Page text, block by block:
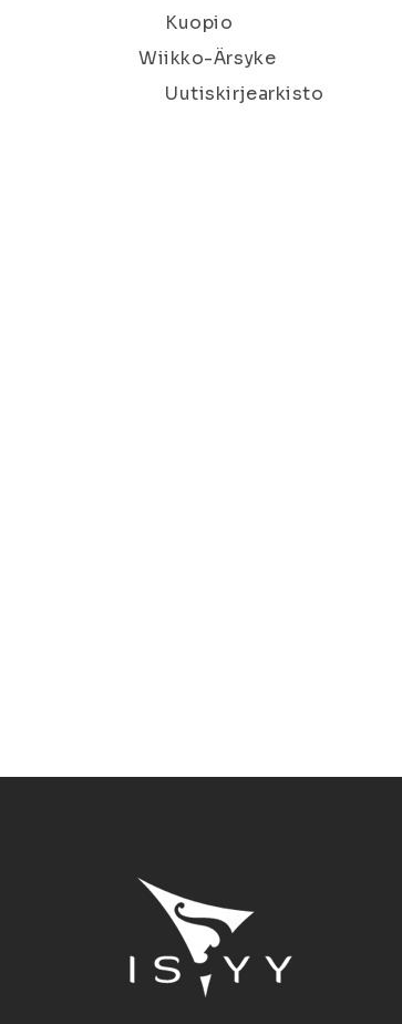
Kuopio
Wiikko-Ärsyke
Uutiskirjearkisto